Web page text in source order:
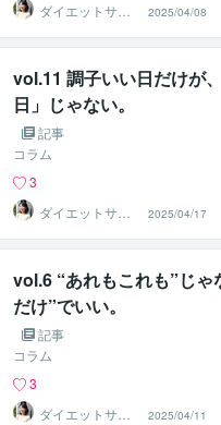
ダイエットサポ
ーター＊管理栄
養士ちえ
2025/04/08
vol.11 調子いい日だけが
日」じゃない。
記事
コラム
3
ダイエットサポ
ーター＊管理栄
養士ちえ
2025/04/17
vol.6 “あれもこれも”じゃ
だけ”でいい。
記事
コラム
3
ダイエットサポ
2025/04/11